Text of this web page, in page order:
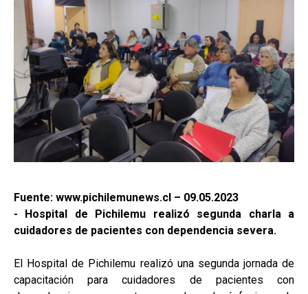
Fuente: www.pichilemunews.cl – 09.05.2023
- Hospital de Pichilemu realizó segunda charla a
cuidadores de pacientes con dependencia severa.
El Hospital de Pichilemu realizó una segunda jornada de
capacitación para cuidadores de pacientes con